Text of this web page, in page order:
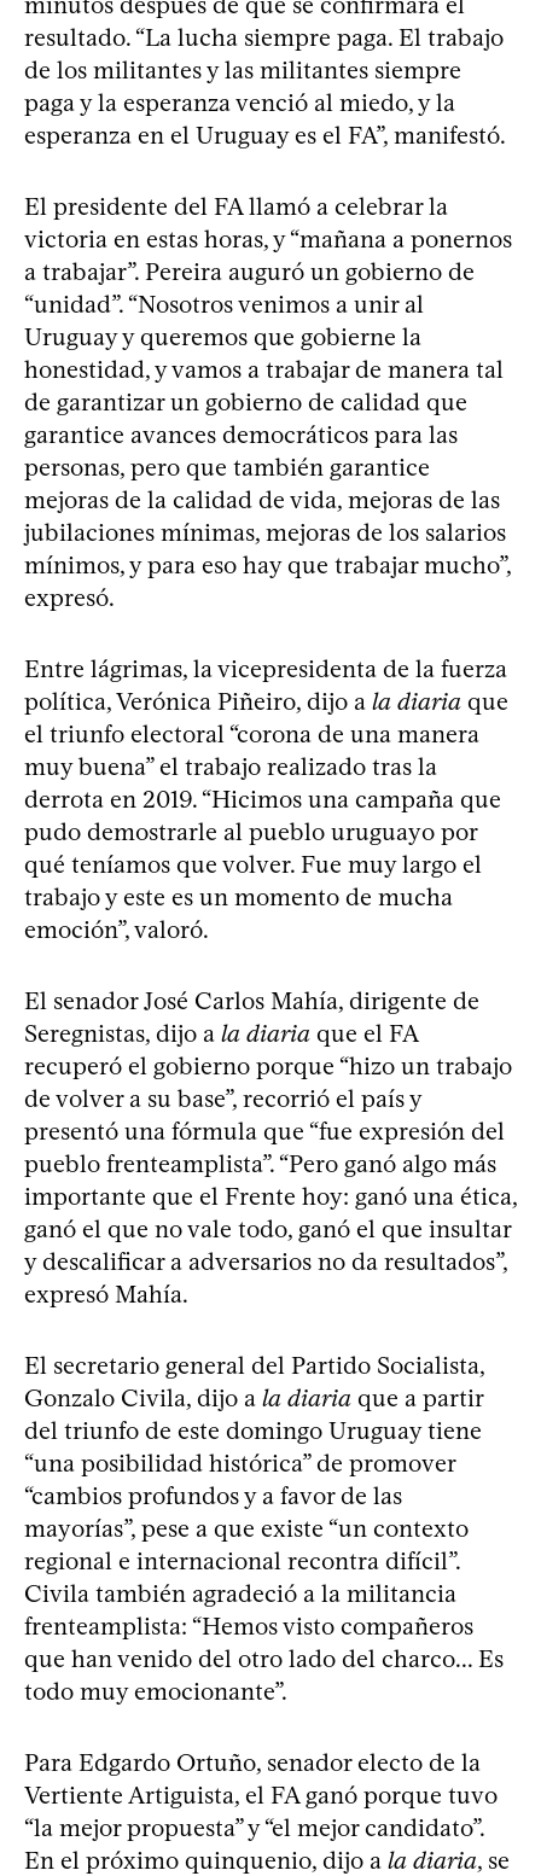
resultado. “La lucha siempre paga. El trabajo
de los militantes y las militantes siempre
paga y la esperanza venció al miedo, y la
esperanza en el Uruguay es el FA”, manifestó.
El presidente del FA llamó a celebrar la
victoria en estas horas, y “mañana a ponernos
a trabajar”. Pereira auguró un gobierno de
“unidad”. “Nosotros venimos a unir al
Uruguay y queremos que gobierne la
honestidad, y vamos a trabajar de manera tal
de garantizar un gobierno de calidad que
garantice avances democráticos para las
personas, pero que también garantice
mejoras de la calidad de vida, mejoras de las
jubilaciones mínimas, mejoras de los salarios
mínimos, y para eso hay que trabajar mucho”,
expresó.
Entre lágrimas, la vicepresidenta de la fuerza
política, Verónica Piñeiro, dijo a la diaria que
el triunfo electoral “corona de una manera
muy buena” el trabajo realizado tras la
derrota en 2019. “Hicimos una campaña que
pudo demostrarle al pueblo uruguayo por
qué teníamos que volver. Fue muy largo el
trabajo y este es un momento de mucha
emoción”, valoró.
El senador José Carlos Mahía, dirigente de
Seregnistas, dijo a la diaria que el FA
recuperó el gobierno porque “hizo un trabajo
de volver a su base”, recorrió el país y
presentó una fórmula que “fue expresión del
pueblo frenteamplista”. “Pero ganó algo más
importante que el Frente hoy: ganó una ética,
ganó el que no vale todo, ganó el que insultar
y descalificar a adversarios no da resultados”,
expresó Mahía.
El secretario general del Partido Socialista,
Gonzalo Civila, dijo a la diaria que a partir
del triunfo de este domingo Uruguay tiene
“una posibilidad histórica” de promover
“cambios profundos y a favor de las
mayorías”, pese a que existe “un contexto
regional e internacional recontra difícil”.
Civila también agradeció a la militancia
frenteamplista: “Hemos visto compañeros
que han venido del otro lado del charco... Es
todo muy emocionante”.
Para Edgardo Ortuño, senador electo de la
Vertiente Artiguista, el FA ganó porque tuvo
“la mejor propuesta” y “el mejor candidato”.
En el próximo quinquenio, dijo a la diaria, se